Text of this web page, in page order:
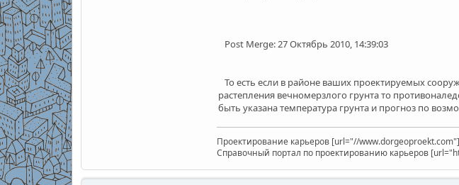
Post Merge:27 Октябрь 2010, 14:39:03
То есть если в районе ваших проектируемых
растепления вечномерзлого грунта то
быть указана температура грунта и прогноз по
Проектирование карьеров [url="//
Справочный портал по проектированию карьеров